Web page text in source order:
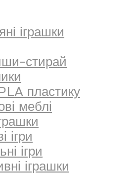
іграшки
стирай
пластику
меблі
ігри
ігри
іграшки